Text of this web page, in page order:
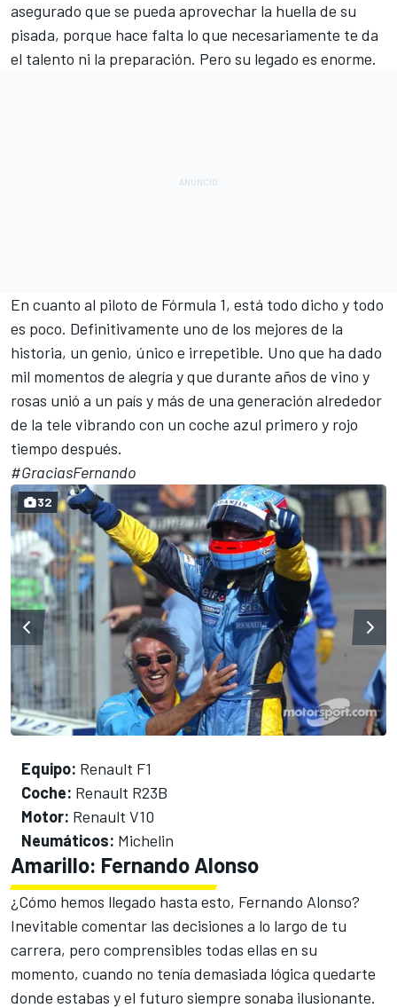
asegurado que se pueda aprovechar la huella de su
pisada, porque hace falta lo que necesariamente te da
el talento ni la preparación. Pero su legado es enorme.
En cuanto al piloto de Fórmula 1, está todo dicho y todo
es poco. Definitivamente uno de los mejores de la
historia, un genio, único e irrepetible. Uno que ha dado
mil momentos de alegría y que durante años de vino y
rosas unió a un país y más de una generación alrededor
de la tele vibrando con un coche azul primero y rojo
tiempo después.
#GraciasFernando
Equipo: Renault F1
Coche: Renault R23B
Motor: Renault V10
Neumáticos: Michelin
32
Amarillo: Fernando Alonso
¿Cómo hemos llegado hasta esto, Fernando Alonso?
Inevitable comentar las decisiones a lo largo de tu
carrera, pero comprensibles todas ellas en su
momento, cuando no tenía demasiada lógica quedarte
donde estabas y el futuro siempre sonaba ilusionante.